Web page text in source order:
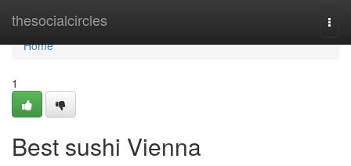
thesocialcircles
Home
Home
1
Best sushi Vienna